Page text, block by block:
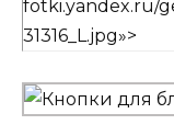
fotki.yandex.ru/
31316_L.jpg»>